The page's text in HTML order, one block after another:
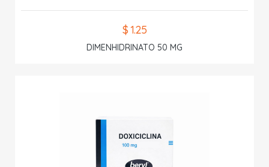
$ 1.25
DIMENHIDRINATO 50 MG